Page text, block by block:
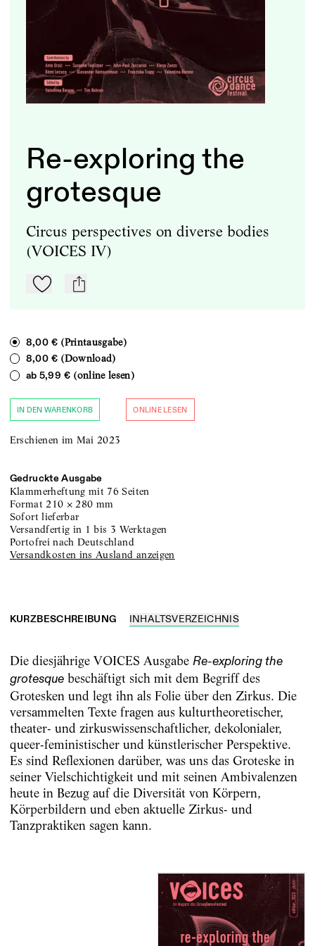
Re-exploring the
grotesque
Circus perspectives on diverse bodies
(VOICES IV)
Zu Mein-TdZ hinzufügen
mail
8,00 €(Printausgabe)
8,00 €(Download)
ab 5,99 € (online lesen)
IN DEN WARENKORB ONLINE LESEN
Erschienen im Mai 2023
Gedruckte Ausgabe
Klammerheftung mit 76 Seiten
Format210 ×280 mm
sofort lieferbar
versandfertig in 1 bis 3 Werktagen
portofrei nach Deutschland
Versandkosten ins Ausland anzeigen
KURZBESCHREIBUNG INHALTSVERZEICHNIS
Die diesjährige VOICES Ausgabe Re-exploring the
grotesquebeschäftigt sich mit dem Begriff des
Grotesken und legt ihn als Folie über den Zirkus. Die
versammelten Texte fragen aus kulturtheoretischer,
theater- und zirkuswissenschaftlicher, dekolonialer,
queer-feministischer und künstlerischer Perspektive.
Es sind Reflexionen darüber, was uns das Groteske in
seiner Vielschichtigkeit und mit seinen Ambivalenzen
heute in Bezug auf die Diversität von Körpern,
Körperbildern und eben aktuelle Zirkus- und
Tanzpraktiken sagen kann.